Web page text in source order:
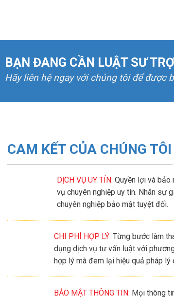
BẠN ĐANG CẦN LUẬT SƯ
Hãy liên hệ ngay với chúng tôi để được
CAM KẾT CỦA CHÚNG TÔI
DỊCH VỤ UY TÍN: Quyền lợi và bảo
vụ chuyên nghiệp uy tín. Nhân sự
chuyên nghiệp bảo mật tuyệt đối.
CHI PHÍ HỢP LÝ: Từng bước làm
dụng dịch vụ tư vấn luật với
hợp lý mà đem lại hiệu quả pháp lý
BẢO MẬT THÔNG TIN: Mọi thông